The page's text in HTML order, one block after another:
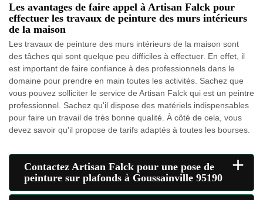
Les avantages de faire appel à Artisan Falck pour
effectuer les travaux de peinture des murs intérieurs
de la maison
Les travaux de peinture des murs intérieurs de la maison sont
des tâches qui sont quelque peu difficiles à effectuer. En effet, il
est important de faire confiance à des professionnels dans le
domaine pour prendre en main toutes les activités. Sachez que
vous pouvez solliciter le service de Artisan Falck qui est un peintre
professionnel. Sachez qu'il dispose des matériels indispensables
pour faire un travail de très bonne qualité. À côté de cela, vous
devez savoir qu'il propose de tarifs adaptés à toutes les bourses.
Contactez Artisan Falck pour une pose de
peinture sur plafonds à Goussainville 95190
+